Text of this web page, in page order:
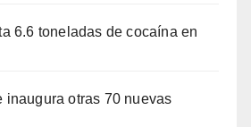
6.6 toneladas de cocaína en
inaugura otras 70 nuevas